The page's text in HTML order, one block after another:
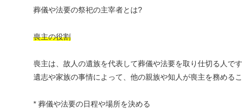
葬儀や法要の祭祀の主宰者とは?
喪主の役割
喪主は、故人の遺族を代表して葬儀や法要を取り仕切る人で
遺志や家族の事情によって、他の親族や知人が喪主を務める
* 葬儀や法要の日程や場所を決める